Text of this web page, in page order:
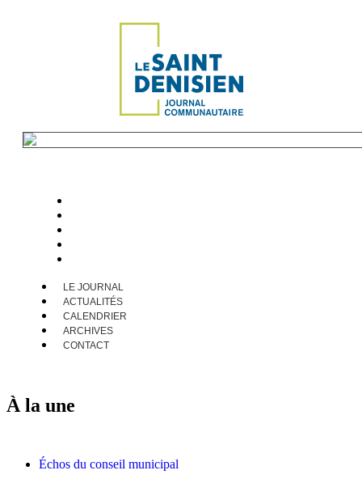
LE JOURNAL
ACTUALITÉS
CALENDRIER
ARCHIVES
CONTACT
À la une
Échos du conseil municipal